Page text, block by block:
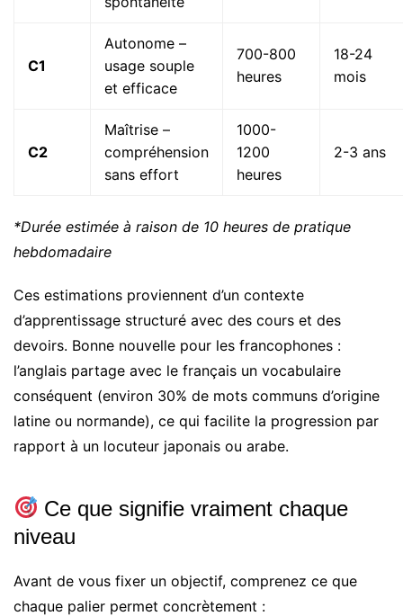
C1
Autonome –
usage souple
et efficace
700-800
heures
18-24
mois
C2
Maîtrise –
compréhension
sans effort
1000-
1200
heures
2-3 ans
*Durée estimée à raison de 10 heures de pratique
hebdomadaire
Ces estimations proviennent d’un contexte
d’apprentissage structuré avec des cours et des
devoirs. Bonne nouvelle pour les francophones :
l’anglais partage avec le français un vocabulaire
conséquent (environ 30% de mots communs d’origine
latine ou normande), ce qui facilite la progression par
rapport à un locuteur japonais ou arabe.
Ce que signifie vraiment chaque
niveau
Avant de vous fixer un objectif, comprenez ce que
chaque palier permet concrètement :